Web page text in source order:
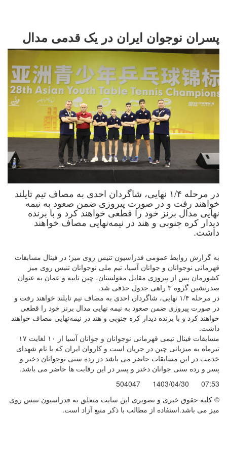
پسران نوجوان ایران در یک قدمی مدال
در مرحله ۱/۴ نهایی، شاگردان احدی به مصاف تیم تایلند
خواهند رفت و در صورت پیروزی ضمن صعود به نیمه
نهایی مدال برنز خود را قطعی خواهند کرد و با برنده
دیدار کره جنوبی و هند در نیمه‌نهایی مصاف خواهند
داشت.
به گزارش روابط عمومی فدراسیون تنیس روی میز؛ در فینال مسابقات
قهرمانی نوجوانان و جوانان آسیا، تیم ملی نوجوانان تنیس روی میز
کشورمان پس از پیروزی مقابل مغولستان، چین تایپه و عمان به عنوان
صدرنشین گروه ۳ راهی جدول حذفی شد.
در مرحله ۱/۴ نهایی، شاگردان احدی به مصاف تیم تایلند خواهند رفت و
در صورت پیروزی ضمن صعود به نیمه نهایی مدال برنز خود را قطعی
خواهند کرد و با برنده دیدار کره جنوبی و هند در نیمه‌نهایی مصاف خواهند
داشت.
مسابقات فینال تیمی قهرمانی نوجوانان و جوانان آسیا از ۱۰ لغایت ۱۷
تیرماه به میزبانی چین در جریان است و کاروان ایران که با نام شهدای
خدمت در این مسابقات حاضر می باشد در رده سنی نوجوانان دختر و
پسر و رده سنی جوانان دختر و پسر در این رقابت ها حاضر می باشد.
07:53
1403/04/30
504047
© کليه حقوق خبری و تصويری اين سايت متعلق به فدراسیون تنیس روی
میز می باشد.استفاده از مطالب با ذكر منبع آزاد است.